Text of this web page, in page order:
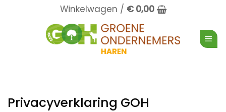
Winkelwagen / €0,00
Privacyverklaring GOH